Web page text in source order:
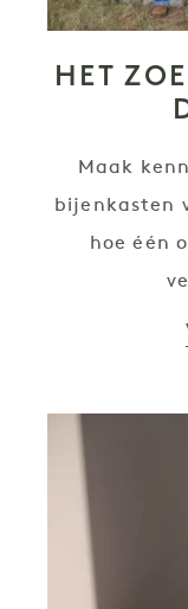
HET
Maak
bijenkasten
hoe één